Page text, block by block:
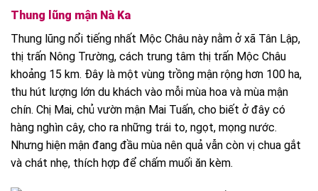
Thung lũng mận Nà Ka
Thung lũng nổi tiếng nhất Mộc Châu này nằm ở xã Tân Lập,
thị trấn Nông Trường, cách trung tâm thị trấn Mộc Châu
khoảng 15 km. Đây là một vùng trồng mận rộng hơn 100 ha,
thu hút lượng lớn du khách vào mỗi mùa hoa và mùa mận
chín. Chị Mai, chủ vườn mận Mai Tuấn, cho biết ở đây có
hàng nghìn cây, cho ra những trái to, ngọt, mọng nước.
Nhưng hiện mận đang đầu mùa nên quả vẫn còn vị chua gắt
và chát nhẹ, thích hợp để chấm muối ăn kèm.